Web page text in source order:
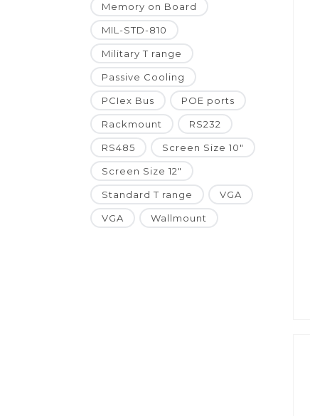
Memory on Board
MIL-STD-810
Military T range
Passive Cooling
PCIex Bus POE ports
Rackmount RS232
RS485 Screen Size 10"
Screen Size 12"
Standard T range VGA
VGA Wallmount